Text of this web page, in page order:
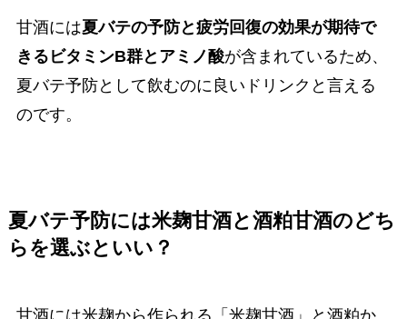
甘酒には夏バテの予防と疲労回復の効果が期待で
きるビタミンB群とアミノ酸が含まれているため、
夏バテ予防として飲むのに良いドリンクと言える
のです。
夏バテ予防には米麹甘酒と酒粕甘酒のどち
らを選ぶといい？